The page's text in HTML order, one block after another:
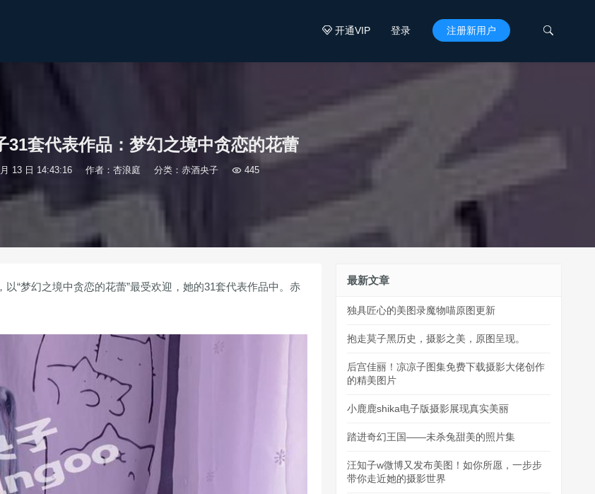
开通VIP 登录 注册新用户 
31套代表作品：梦幻之境中贪恋的花蕾
13 日 14:43:16 作者：杏浪庭 分类： 赤酒央子 445
“梦幻之境中贪恋的花蕾”最受欢迎，她的31套代表作品中。赤
最新文章
独具匠心的美图录魔物喵原图更新
抱走莫子黑历史，摄影之美，原图呈现。
后宫佳丽！凉凉子图集免费下载摄影大佬创作
的精美图片
小鹿鹿shika电子版摄影展现真实美丽
踏进奇幻王国——未杀兔甜美的照片集
汪知子w微博又发布美图！如你所愿，一步步
带你走近她的摄影世界